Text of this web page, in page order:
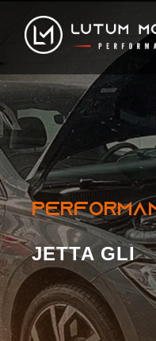
Jetta GLI
JETTA GLI